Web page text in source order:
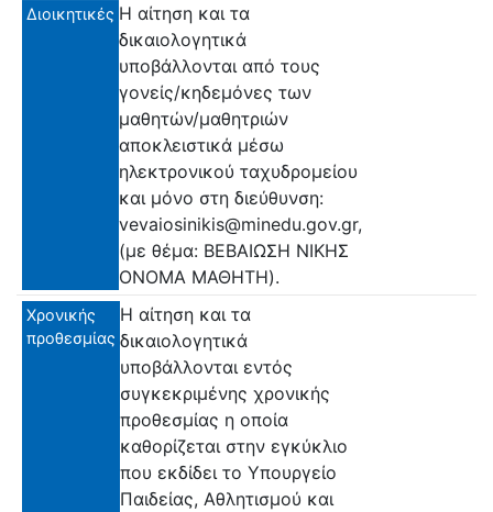
Διοικητικές Η αίτηση και τα
δικαιολογητικά
υποβάλλονται από τους
γονείς/κηδεμόνες των
μαθητών/μαθητριών
αποκλειστικά μέσω
ηλεκτρονικού ταχυδρομείου
και μόνο στη διεύθυνση:
vevaiosinikis@minedu.gov.gr,
(με θέμα: ΒΕΒΑΙΩΣΗ ΝΙΚΗΣ
ΟΝΟΜΑ ΜΑΘΗΤΗ).
Χρονικής
προθεσμίας
Η αίτηση και τα
δικαιολογητικά
υποβάλλονται εντός
συγκεκριμένης χρονικής
προθεσμίας η οποία
καθορίζεται στην εγκύκλιο
που εκδίδει το Υπουργείο
Παιδείας, Αθλητισμού και